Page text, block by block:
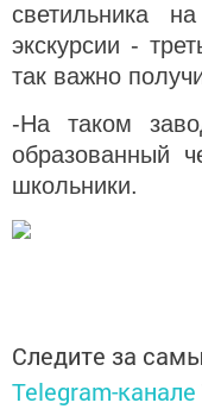
светильника
экскурсии -
так важно
-На таком
образованный
школьники.
Следите за
Telegram-канале